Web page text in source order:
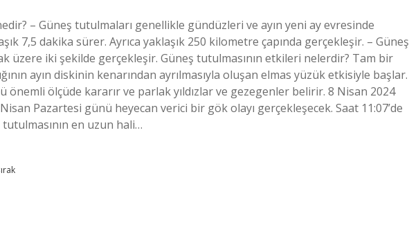
– Güneş tutulmaları genellikle gündüzleri ve ayın yeni ay evresinde
7,5 dakika sürer. Ayrıca yaklaşık 250 kilometre çapında gerçekleşir. – Güneş
üzere iki şekilde gerçekleşir. Güneş tutulmasının etkileri nelerdir? Tam bir
ayın diskinin kenarından ayrılmasıyla oluşan elmas yüzük etkisiyle başlar.
önemli ölçüde kararır ve parlak yıldızlar ve gezegenler belirir. 8 Nisan 2024
Pazartesi günü heyecan verici bir gök olayı gerçekleşecek. Saat 11:07’de
en uzun hali…